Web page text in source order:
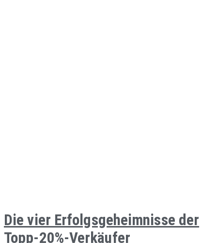
Die vier Erfolgsgeheimnisse der
Topp-20%-Verkäufer